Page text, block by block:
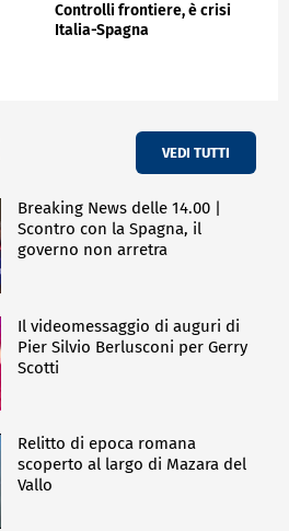
Controlli frontiere, è crisi
Italia-Spagna
VEDI TUTTI
Breaking News delle 14.00 |
Scontro con la Spagna, il
governo non arretra
Il videomessaggio di auguri di
Pier Silvio Berlusconi per Gerry
Scotti
Relitto di epoca romana
scoperto al largo di Mazara del
Vallo